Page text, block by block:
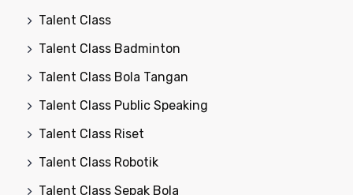
Talent Class
Talent Class Badminton
Talent Class Bola Tangan
Talent Class Public Speaking
Talent Class Riset
Talent Class Robotik
Talent Class Sepak Bola